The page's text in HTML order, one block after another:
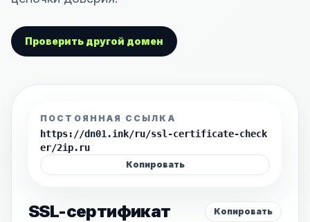
Проверить другой домен
ПОСТОЯННАЯ ССЫЛКА
https://dn01.ink/ru/ssl-certificate-check
er/2ip.ru
Копировать
SSL-сертификат Копировать